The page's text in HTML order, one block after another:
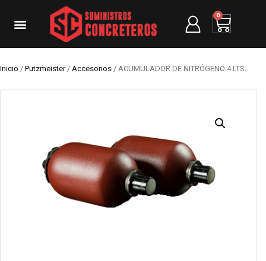
0
Inicio / Putzmeister/ Accesorios / ACUMULADOR DE NITRÓGENO 4 LTS.